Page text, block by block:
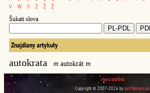
V
W Y Z Ź Ż
Šukati słova
Znajdiany artykuły
autokrata m autokrát m
vhoru storônki
Copyright © 2007-2026 byJan Maksymiuk